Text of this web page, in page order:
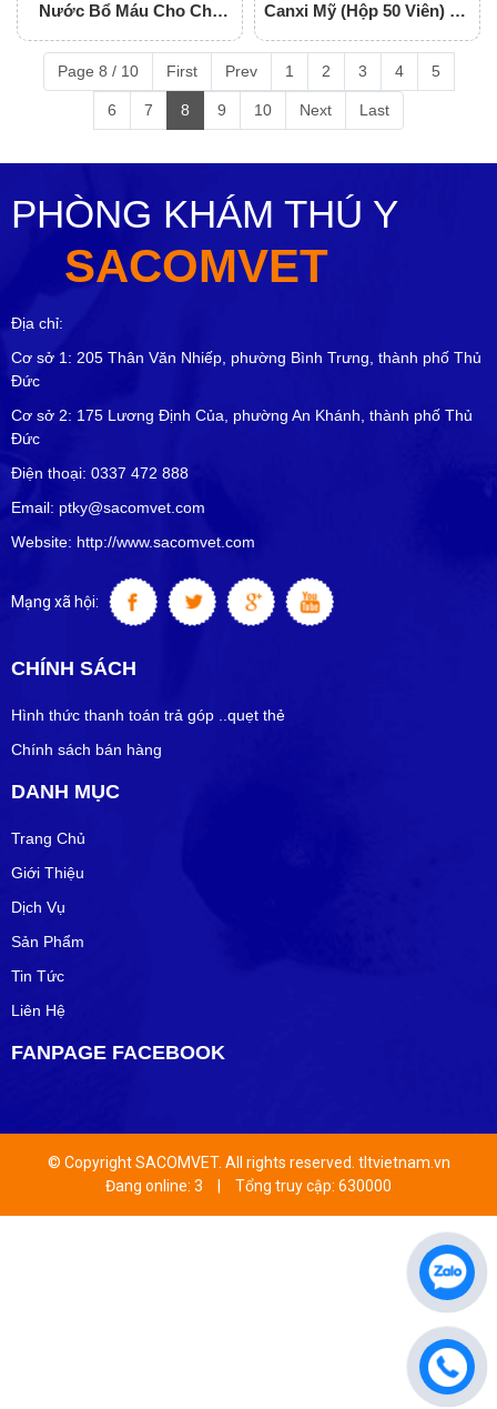
Nước Bổ Máu Cho Chó
Canxi Mỹ (Hộp 50 Viên) Bổ
Chất Thiết Yếu Cho Chó
Page 8 / 10 First Prev 1 2 3 4 5
6 7 8 9 10 Next Last
PHÒNG KHÁM THÚ Y
SACOMVET
Địa chỉ:
Cơ sở 1: 205 Thân Văn Nhiếp, phường Bình Trưng, thành phố Thủ
Đức
Cơ sở 2: 175 Lương Định Của, phường An Khánh, thành phố Thủ
Đức
Điện thoại: 0337 472 888
Email: ptky@sacomvet.com
Website: http://www.sacomvet.com
Mạng xã hội:
CHÍNH SÁCH
Hình thức thanh toán trả góp ..quẹt thẻ
Chính sách bán hàng
DANH MỤC
Trang Chủ
Giới Thiệu
Dịch Vụ
Sản Phẩm
Tin Tức
Liên Hệ
FANPAGE FACEBOOK
© Copyright SACOMVET. All rights reserved. tltvietnam.vn
Đang online: 3
Tổng truy cập: 630000